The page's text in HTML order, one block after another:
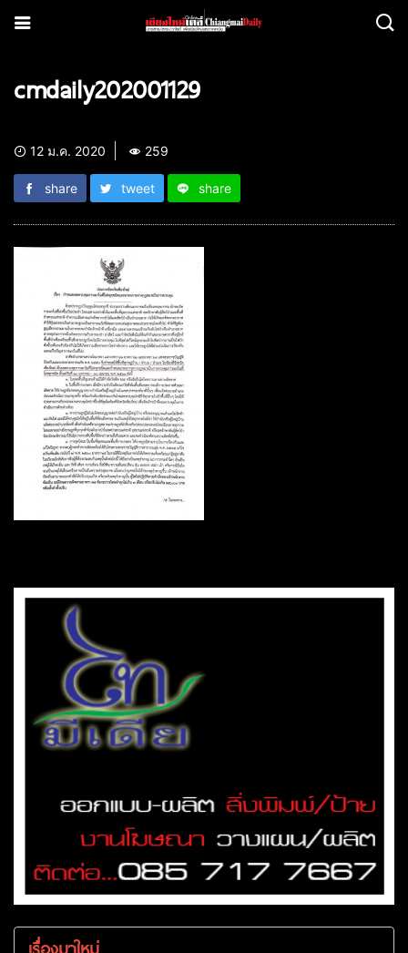
cmdaily202001129
12 ม.ค. 2020 259
share tweet share